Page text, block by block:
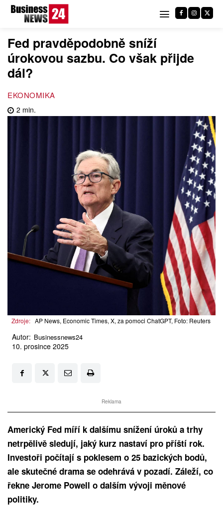
Fed pravděpodobně sníží
úrokovou sazbu. Co však přijde
dál?
EKONOMIKA
2 min.
Zdroje: AP News, Economic Times, X, za pomoci ChatGPT, Foto: Reuters
Autor: Businessnews24
10. prosince 2025
Reklama
Americký Fed míří k dalšímu snížení úroků a trhy
netrpělivě sledují, jaký kurz nastaví pro příští rok.
Investoři počítají s poklesem o 25 bazických bodů,
ale skutečné drama se odehrává v pozadí. Záleží, co
řekne Jerome Powell o dalším vývoji měnové
politiky.